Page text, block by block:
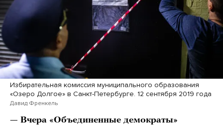
Избирательная комиссия муниципального образования
«Озеро Долгое» в Санкт-Петербурге. 12 сентября 2019 года
Давид Френкель
— Вчера «Объединенные демократы»